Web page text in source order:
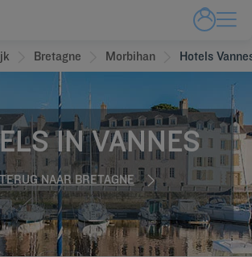
Bretagne Morbihan Hotels
IN VANNES
TERUG NAAR BRETAGNE